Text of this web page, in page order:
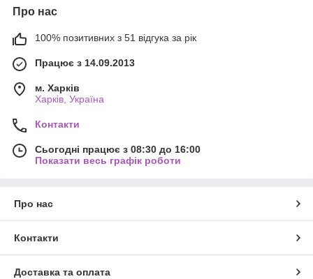
Про нас
100% позитивних з 51 відгука за рік
Працює з 14.09.2013
м. Харків
Харків, Україна
Контакти
Сьогодні працює з 08:30 до 16:00
Показати весь графік роботи
Про нас
Контакти
Доставка та оплата